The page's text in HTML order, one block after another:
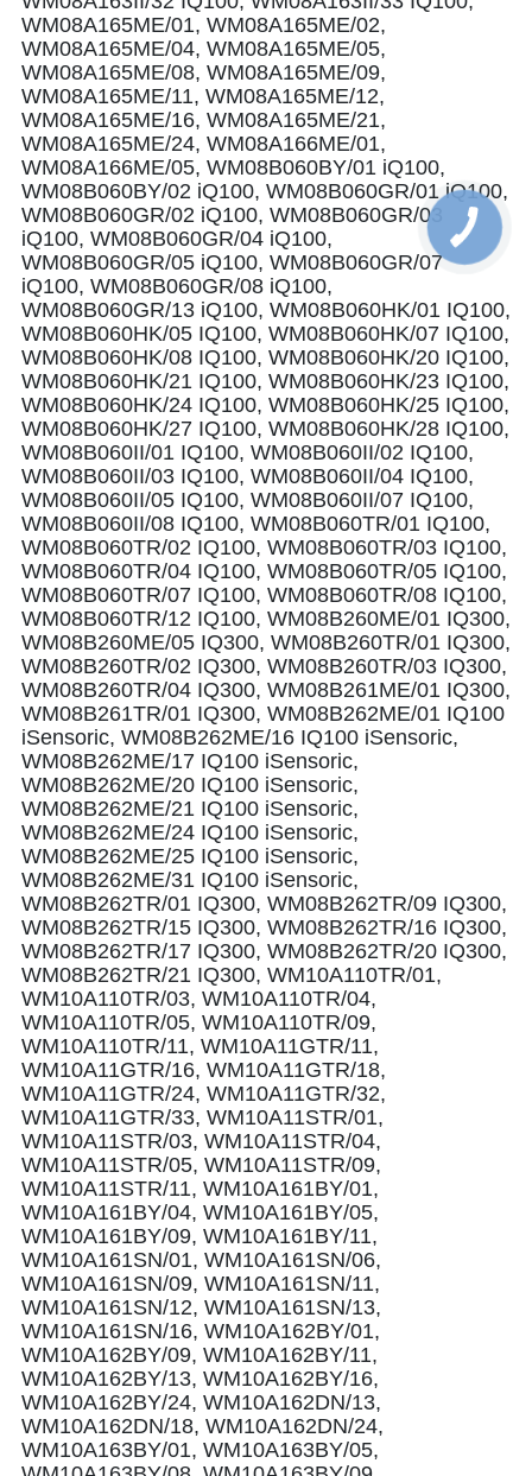
WM08A165ME/01, WM08A165ME/02,
WM08A165ME/04, WM08A165ME/05,
WM08A165ME/08, WM08A165ME/09,
WM08A165ME/11, WM08A165ME/12,
WM08A165ME/16, WM08A165ME/21,
WM08A165ME/24, WM08A166ME/01,
WM08A166ME/05, WM08B060BY/01 iQ100,
WM08B060BY/02 iQ100, WM08B060GR/01 iQ100,
WM08B060GR/02 iQ100, WM08B060GR/03
iQ100, WM08B060GR/04 iQ100,
WM08B060GR/05 iQ100, WM08B060GR/07
iQ100, WM08B060GR/08 iQ100,
WM08B060GR/13 iQ100, WM08B060HK/01 IQ100,
WM08B060HK/05 IQ100, WM08B060HK/07 IQ100,
WM08B060HK/08 IQ100, WM08B060HK/20 IQ100,
WM08B060HK/21 IQ100, WM08B060HK/23 IQ100,
WM08B060HK/24 IQ100, WM08B060HK/25 IQ100,
WM08B060HK/27 IQ100, WM08B060HK/28 IQ100,
WM08B060II/01 IQ100, WM08B060II/02 IQ100,
WM08B060II/03 IQ100, WM08B060II/04 IQ100,
WM08B060II/05 IQ100, WM08B060II/07 IQ100,
WM08B060II/08 IQ100, WM08B060TR/01 IQ100,
WM08B060TR/02 IQ100, WM08B060TR/03 IQ100,
WM08B060TR/04 IQ100, WM08B060TR/05 IQ100,
WM08B060TR/07 IQ100, WM08B060TR/08 IQ100,
WM08B060TR/12 IQ100, WM08B260ME/01 IQ300,
WM08B260ME/05 IQ300, WM08B260TR/01 IQ300,
WM08B260TR/02 IQ300, WM08B260TR/03 IQ300,
WM08B260TR/04 IQ300, WM08B261ME/01 IQ300,
WM08B261TR/01 IQ300, WM08B262ME/01 IQ100
iSensoric, WM08B262ME/16 IQ100 iSensoric,
WM08B262ME/17 IQ100 iSensoric,
WM08B262ME/20 IQ100 iSensoric,
WM08B262ME/21 IQ100 iSensoric,
WM08B262ME/24 IQ100 iSensoric,
WM08B262ME/25 IQ100 iSensoric,
WM08B262ME/31 IQ100 iSensoric,
WM08B262TR/01 IQ300, WM08B262TR/09 IQ300,
WM08B262TR/15 IQ300, WM08B262TR/16 IQ300,
WM08B262TR/17 IQ300, WM08B262TR/20 IQ300,
WM08B262TR/21 IQ300, WM10A110TR/01,
WM10A110TR/03, WM10A110TR/04,
WM10A110TR/05, WM10A110TR/09,
WM10A110TR/11, WM10A11GTR/11,
WM10A11GTR/16, WM10A11GTR/18,
WM10A11GTR/24, WM10A11GTR/32,
WM10A11GTR/33, WM10A11STR/01,
WM10A11STR/03, WM10A11STR/04,
WM10A11STR/05, WM10A11STR/09,
WM10A11STR/11, WM10A161BY/01,
WM10A161BY/04, WM10A161BY/05,
WM10A161BY/09, WM10A161BY/11,
WM10A161SN/01, WM10A161SN/06,
WM10A161SN/09, WM10A161SN/11,
WM10A161SN/12, WM10A161SN/13,
WM10A161SN/16, WM10A162BY/01,
WM10A162BY/09, WM10A162BY/11,
WM10A162BY/13, WM10A162BY/16,
WM10A162BY/24, WM10A162DN/13,
WM10A162DN/18, WM10A162DN/24,
WM10A163BY/01, WM10A163BY/05,